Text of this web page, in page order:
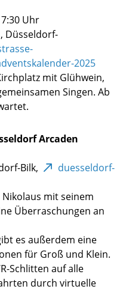
Uhr
Düsseldorf-
2025
mit Glühwein,
Singen. Ab
Arcaden
Bilk,
duesseldorf-
mit seinem
Überraschungen an
es außerdem eine
für Groß und Klein.
Schlitten auf alle
durch virtuelle